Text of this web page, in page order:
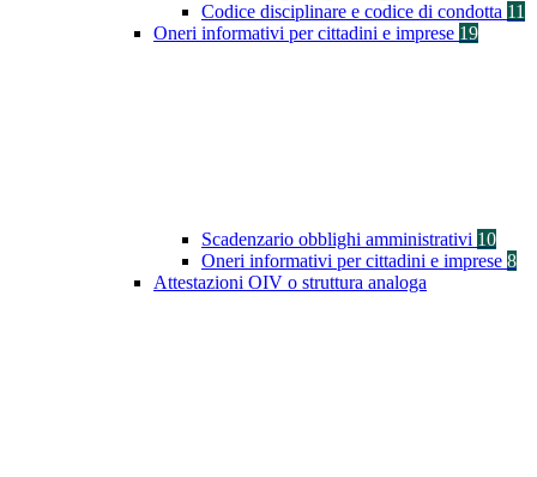
Codice disciplinare e codice di condotta 11
Oneri informativi per cittadini e imprese 19
Scadenzario obblighi amministrativi 10
Oneri informativi per cittadini e imprese 8
Attestazioni OIV o struttura analoga